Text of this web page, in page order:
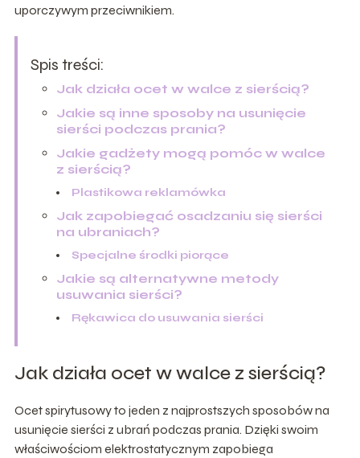
uporczywym przeciwnikiem.
Spis treści:
Jak działa ocet w walce z sierścią?
Jakie są inne sposoby na usunięcie
sierści podczas prania?
Jakie gadżety mogą pomóc w walce
z sierścią?
Plastikowa reklamówka
Jak zapobiegać osadzaniu się sierści
na ubraniach?
Specjalne środki piorące
Jakie są alternatywne metody
usuwania sierści?
Rękawica do usuwania sierści
Jak działa ocet w walce z sierścią?
Ocet spirytusowy to jeden z najprostszych sposobów na
usunięcie sierści z ubrań podczas prania. Dzięki swoim
właściwościom elektrostatycznym zapobiega